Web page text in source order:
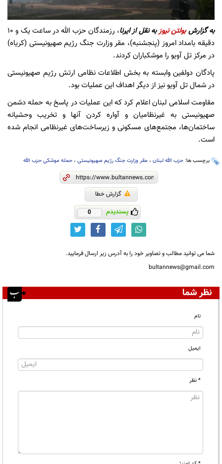
به گزارشبولتن نیوزبه نقل از ایرنا
، رزمندگان حزب الله در ساعت یک و ۱۰
دقیقه بامداد امروز (پنجشنبه)، مقر وزارت جنگ رژیم صهیونیستی (کریاه)
در مرکز تل آویو را موشکباران کردند.
پادگان دولفین وابسته به بخش اطلاعات نظامی ارتش رژیم صهیونیستی
در شمال تل آویو نیز از دیگر اهداف این عملیات بود.
مقاومت اسلامی لبنان اعلام کرد که این عملیات در پاسخ به حمله دشمن
صهیونیستی به غیرنظامیان و آواره کردن آنها و تخریب وحشیانه
ساختمان‌ها، مجتمع‌های مسکونی و زیرساخت‌های غیرنظامی انجام شده
است.
برچسب ها: حزب الله لبنان ، مقر وزارت جنگ رژیم صهیونیستی ، حمله موشکی حزب الله
گزارش خطا
پسندیدم 0
شما می توانید مطالب و تصاویر خود را به آدرس زیر ارسال فرمایید.
bultannews@gmail.com
نظر شما
نام
ایمیل
* نظر